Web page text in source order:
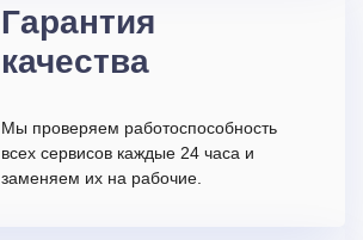
Гарантия
качества
Мы проверяем работоспособность
всех сервисов каждые 24 часа и
заменяем их на рабочие.